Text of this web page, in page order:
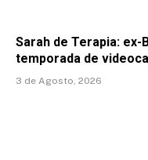
Sarah de Terapia: ex-
temporada de
3 de Agosto, 2026